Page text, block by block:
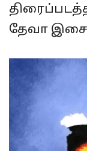
தேவா